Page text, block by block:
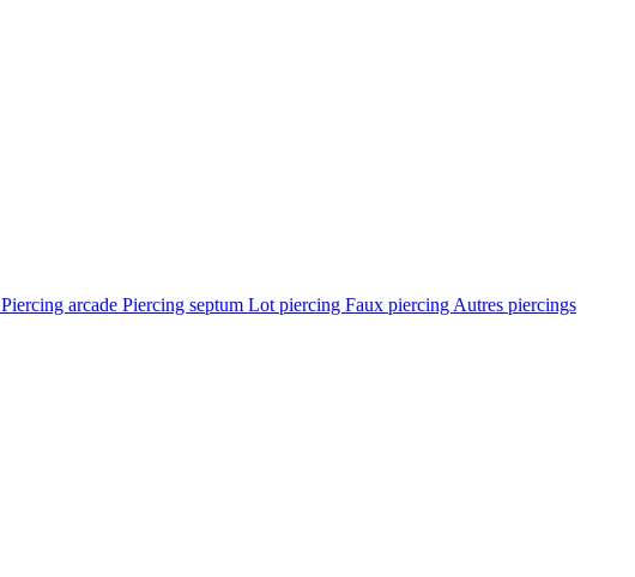
Piercing arcade Piercing septum Lot piercing Faux piercing Autres piercings